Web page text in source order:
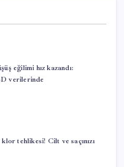
eğilimi hız kazandı:
verilerinde
tehlikesi! Cilt ve saçınızı